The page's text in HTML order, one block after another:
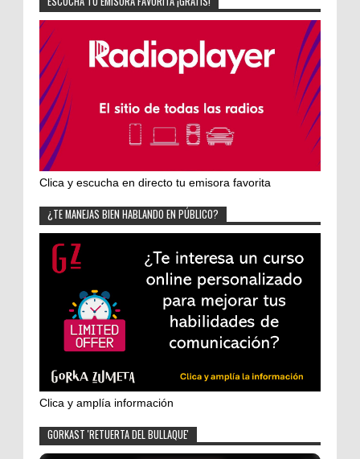
Clica y escucha en directo tu emisora favorita
¿TE MANEJAS BIEN HABLANDO EN PÚBLICO?
Clica y amplía información
GORKAST 'RETUERTA DEL BULLAQUE'